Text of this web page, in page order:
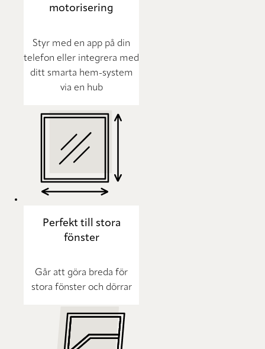
motorisering
Styr med en app på din
telefon eller integrera med
ditt smarta hem-system
via en hub
Perfekt till stora
fönster
Går att göra breda för
stora fönster och dörrar